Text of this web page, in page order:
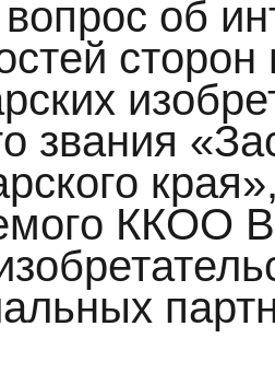
вопрос об
звания
ККОО